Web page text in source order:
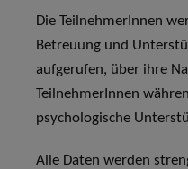
Die TeilnehmerInnen
Betreuung und
aufgerufen, über ihre
TeilnehmerInnen
psychologische
Alle Daten werden